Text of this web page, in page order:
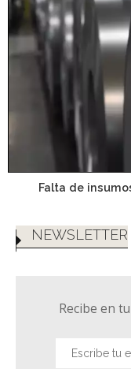
Falta de
NEWSLETTER
Recibe en